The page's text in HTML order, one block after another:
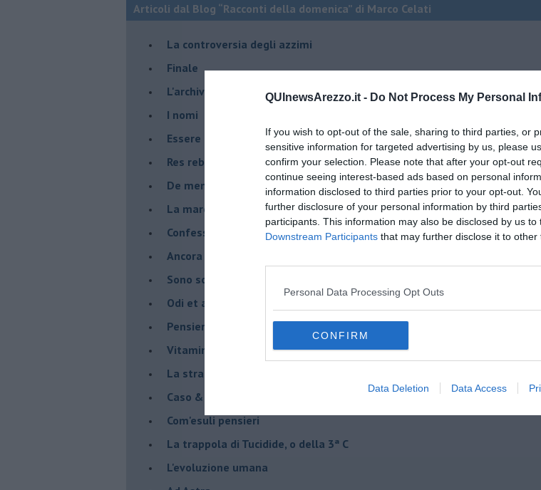
QUInewsArezzo.it - Do Not Process My Personal
If you wish to opt-out of the sale, sharing to third parties, or
sensitive information for targeted advertising by us, please
confirm your selection. Please note that after your opt-out
continue seeing interest-based ads based on personal
information disclosed to third parties prior to your opt-out.
further disclosure of your personal information by third
participants. This information may also be disclosed by us
Downstream Participants that may further disclose it to other
Personal Data Processing Opt Outs
CONFIRM
Data Deletion Data Access
Articoli dal Blog “Racconti della domenica” di Marco Celati
La controversia degli azzimi
Finale
L'archivio
I nomi
Essere
Res rebus
De mente
La marcia
Confessioni del pappagallo
Ancora pensieri & disordine
Sono solo parole
Odi et amo
Pensieri in disordine sparso
Vitamina D
La strada
Caso & cambiamento
Com'esuli pensieri
La trappola di Tucidide, o della 3ª C
L'evoluzione umana